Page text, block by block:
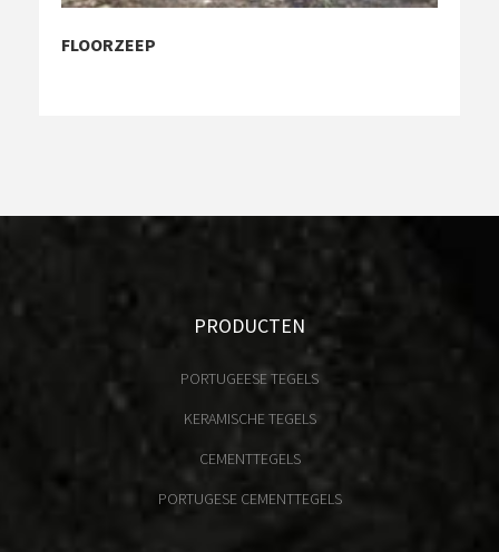
FLOORZEEP
PRODUCTEN
PORTUGEESE TEGELS
KERAMISCHE TEGELS
CEMENTTEGELS
PORTUGESE CEMENTTEGELS